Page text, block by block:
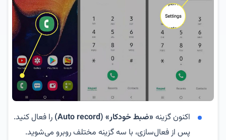
اکنون گزینه «ضبط خودکار» (Auto record)
را فعال کنید.
پس از فعال‌سازی، با سه گزینه مختلف روبرو می‌شوید.